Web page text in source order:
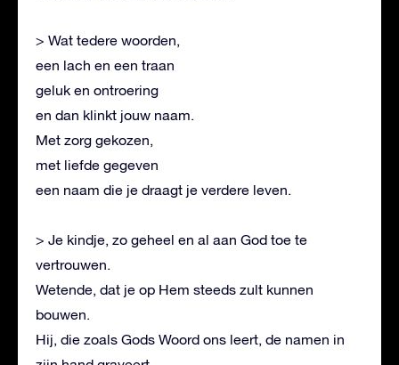
> Wat tedere woorden,
een lach en een traan
geluk en ontroering
en dan klinkt jouw naam.
Met zorg gekozen,
met liefde gegeven
een naam die je draagt je verdere leven.
> Je kindje, zo geheel en al aan God toe te
vertrouwen.
Wetende, dat je op Hem steeds zult kunnen
bouwen.
Hij, die zoals Gods Woord ons leert, de namen in